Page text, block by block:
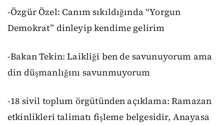
-Özgür Özel: Canım sıkıldığında “Yorgun
Demokrat” dinleyip kendime gelirim
-Bakan Tekin: Laikliği ben de savunuyorum ama
din düşmanlığını savunmuyorum
-18 sivil toplum örgütünden açıklama: Ramazan
etkinlikleri talimatı fişleme belgesidir, Anayasa